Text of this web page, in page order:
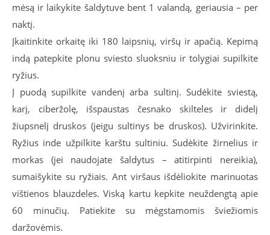
mėsą ir laikykite šaldytuve bent 1 valandą, geriausia – per
naktį.
Įkaitinkite orkaitę iki 180 laipsnių, viršų ir apačią. Kepimą
indą patepkite plonu sviesto sluoksniu ir tolygiai supilkite
ryžius.
Į puodą supilkite vandenį arba sultinį. Sudėkite sviestą,
karį, ciberžolę, išspaustas česnako skilteles ir didelį
žiupsnelį druskos (jeigu sultinys be druskos). Užvirinkite.
Ryžius inde užpilkite karštu sultiniu. Sudėkite žirnelius ir
morkas (jei naudojate šaldytus – atitirpinti nereikia),
sumaišykite su ryžiais. Ant viršaus išdėliokite marinuotas
vištienos blauzdeles. Viską kartu kepkite neuždengtą apie
60 minučių. Patiekite su mėgstamomis šviežiomis
daržovėmis.